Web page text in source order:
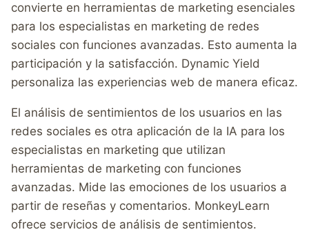
convierte en herramientas de marketing esenciales
para los especialistas en marketing de redes
sociales con funciones avanzadas. Esto aumenta la
participación y la satisfacción. Dynamic Yield
personaliza las experiencias web de manera eficaz.
El análisis de sentimientos de los usuarios en las
redes sociales es otra aplicación de la IA para los
especialistas en marketing que utilizan
herramientas de marketing con funciones
avanzadas. Mide las emociones de los usuarios a
partir de reseñas y comentarios. MonkeyLearn
ofrece servicios de análisis de sentimientos.